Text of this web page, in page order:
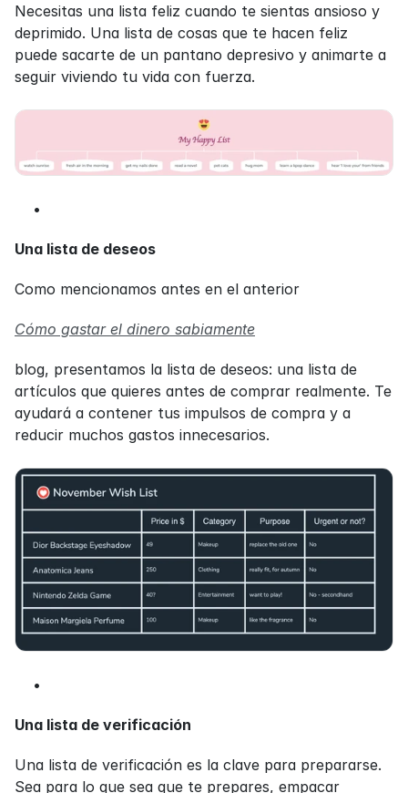
Necesitas una lista feliz cuando te sientas ansioso y
deprimido. Una lista de cosas que te hacen feliz
puede sacarte de un pantano depresivo y animarte a
seguir viviendo tu vida con fuerza.
Una lista de deseos
Como mencionamos antes en el anterior
Cómo gastar el dinero sabiamente
blog, presentamos la lista de deseos: una lista de
artículos que quieres antes de comprar realmente. Te
ayudará a contener tus impulsos de compra y a
reducir muchos gastos innecesarios.
Una lista de verificación
Una lista de verificación es la clave para prepararse.
Sea para lo que sea que te prepares, empacar